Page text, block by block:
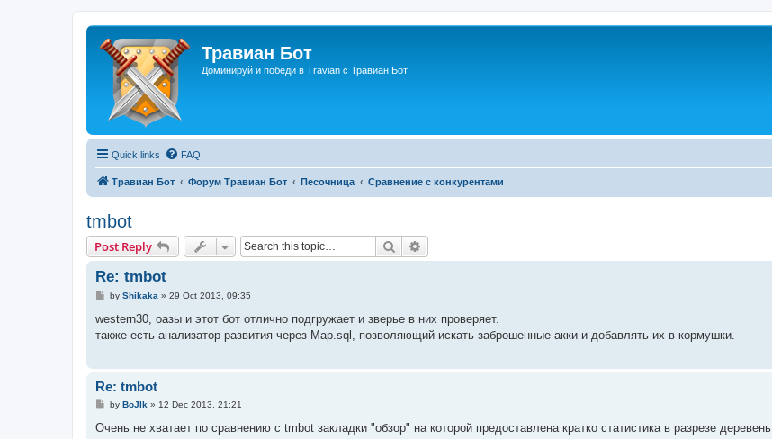
Травиан Бот
Доминируй и победи в Travian с Травиан Бот
Quick links FAQ
Травиан Бот Форум Травиан Бот Песочница Сравнение с конкурентами
tmbot
Post Reply Search
Re: tmbot
P
s
by Shikaka » 29 Oct 2013, 09:35
western30, оазы и этот бот отлично подгружает и зверье в них проверяет.
также есть анализатор развития через Map.sql, позволяющий искать заброшенные акки и добавлять их в кормушки.
Re: tmbot
P
s
by BoJlk » 12 Dec 2013, 21:21
Очень не хватает по сравнению с tmbot закладки "обзор" на которой предоставлена кратко статистика в разрезе деревень